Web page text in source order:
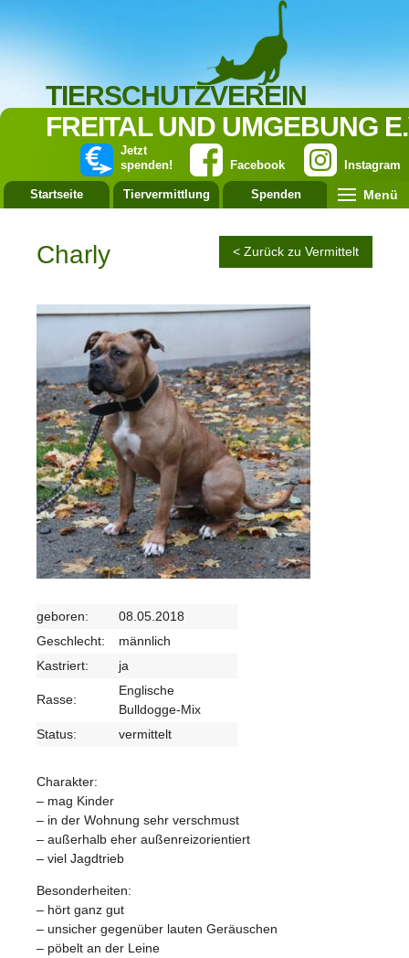
TIERSCHUTZVEREIN
FREITAL UND UMGEBUNG
Instagram
Facebook
Jetzt
spenden!
Startseite Tiervermittlung Spenden Menü
Charly < Zurück zu Vermittelt
geboren:
08.05.2018
Geschlecht:
männlich
Kastriert:
ja
Rasse:
Englische
Bulldogge-Mix
Status:
vermittelt
Charakter:
– mag Kinder
– in der Wohnung sehr verschmust
– außerhalb eher außenreizorientiert
– viel Jagdtrieb
Besonderheiten:
– hört ganz gut
– unsicher gegenüber lauten Geräuschen
– pöbelt an der Leine